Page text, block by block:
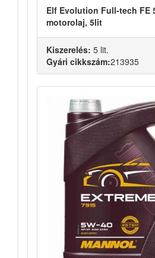
Elf Evolution Full-tech FE
motorolaj, 5lit
Kiszerelés: 5 lit.
Gyári cikkszám:213935